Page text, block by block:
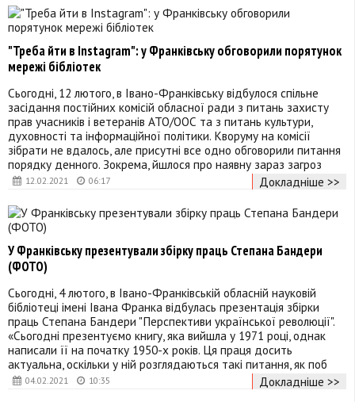
12.02.2021 06:17
"Треба йти в Instagram": у Франківську обговорили порятунок
мережі бібліотек
Сьогодні, 12 лютого, в Івано-Франківську відбулося спільне
засідання постійних комісій обласної ради з питань захисту
прав учасників і ветеранів АТО/ООС та з питань культури,
духовності та інформаційної політики. Кворуму на комісії
зібрати не вдалось, але присутні все одно обговорили питання
порядку денного. Зокрема, йшлося про наявну зараз загроз
Докладніше >>
04.02.2021 10:35
У Франківську презентували збірку праць Степана Бандери
(ФОТО)
Сьогодні, 4 лютого, в Івано-Франківській обласній науковій
бібліотеці імені Івана Франка відбулась презентація збірки
праць Степана Бандери "Перспективи української революції".
«Сьогодні презентуємо книгу, яка вийшла у 1971 році, однак
написали її на початку 1950-х років. Ця праця досить
актуальна, оскільки у ній розглядаються такі питання, як поб
Докладніше >>